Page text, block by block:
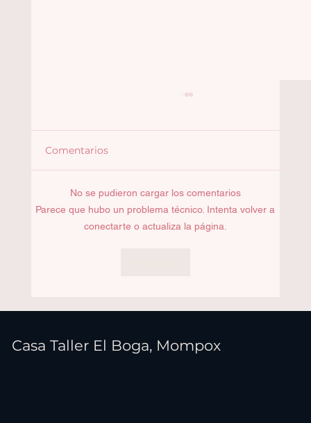
Françoise Audouin
Comentarios
No se pudieron cargar los comentarios
Parece que hubo un problema técnico. Intenta volver a
conectarte o actualiza la página.
Casa Taller El Boga, Mompox